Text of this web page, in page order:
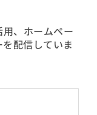
、ホームペー
配信していま